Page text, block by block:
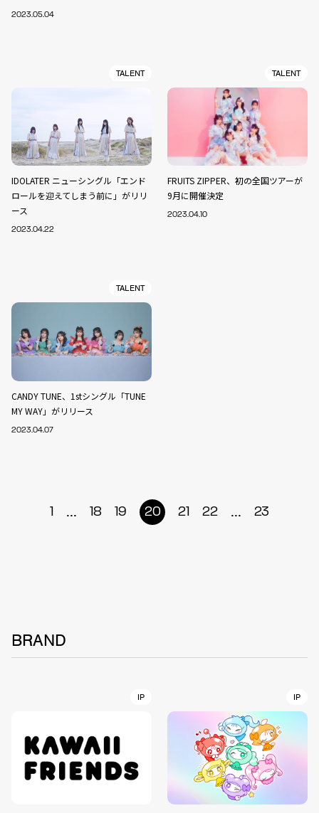
2023.05.04
TALENT
IDOLATER ニューシングル「エンド
ロールを迎えてしまう前に」がリリ
ース
2023.04.22
TALENT
FRUITS ZIPPER、初の全国ツアーが
9月に開催決定
2023.04.10
TALENT
CANDY TUNE、1stシングル「TUNE
MY WAY」がリリース
2023.04.07
1 ... 18 19 20 21 22 ... 23
BRAND
IP IP